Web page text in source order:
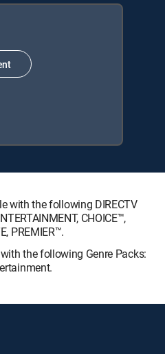
with the following DIRECTV
CHOICE™,
PREMIER™.
the following Genre Packs: